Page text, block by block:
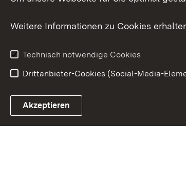
Anfahrt und Kontakt
Link zum Landesportal
Weitere Informationen zu Cookies
Technisch notwendige Cookies
Drittanbieter-Cookies (Social-Media-
Akzeptieren